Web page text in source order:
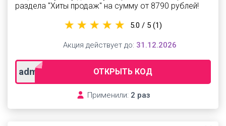
раздела "Хиты продаж" на сумму от 8790 рублей!
adm2026next ОТКРЫТЬ КОД
Применили: 2 раз
5.0 / 5 (1)
Акция действует до: 31.12.2026